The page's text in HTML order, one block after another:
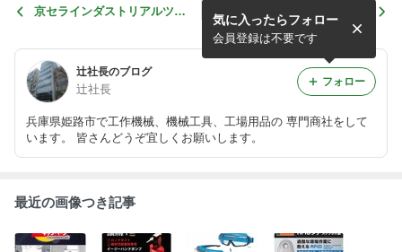
京セラインダストリアルツー
京ｾﾗｲﾝﾀﾞｽﾄﾘｱﾙﾂｰﾙｽﾞ販売
㈱ 充電式ﾎｯﾄｶﾞﾝ
辻社長のブログ
辻社長
兵庫県姫路市で工作機械、機械工具、工場用品の 専門商社をして
います。 皆さんどうぞ宜しくお願いします。
気に入ったらフォロー
会員登録は不要です
フォロー
最近の画像つき記事